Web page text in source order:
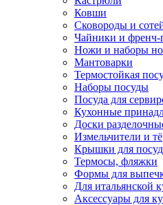
Ковши
Сковороды и
Чайники и френч-
Ножи и наборы
Мантоварки
Термостойкая
Наборы посуды
Посуда для
Кухонные
Доски
Измельчители и
Крышки для
Термосы, фляжки
Формы для
Для итальянской
Аксессуары для